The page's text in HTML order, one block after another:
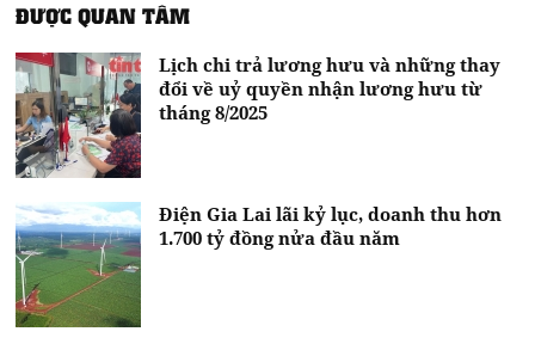
ĐƯỢC QUAN TÂM
Lịch chi trả lương hưu và những thay
đổi về uỷ quyền nhận lương hưu từ
tháng 8/2025
Điện Gia Lai lãi kỷ lục, doanh thu hơn
1.700 tỷ đồng nửa đầu năm